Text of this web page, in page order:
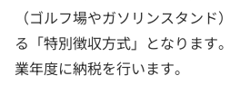
（ゴルフ場やガソリンスタンド
る「特別徴収方式」となります
業年度に納税を行います。